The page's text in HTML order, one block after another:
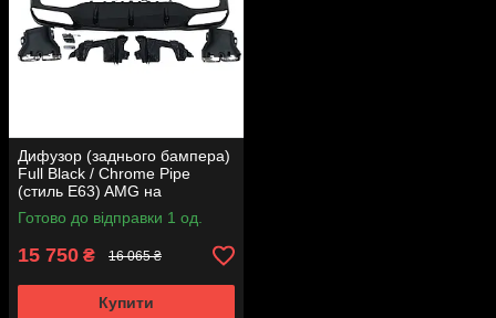
Дифузор (заднього бампера)
Full Black / Chrome Pipe
(стиль E63) AMG на
Mercedes-Benz E-Class W213
2016-2020 року
Готово до відправки 1 од.
15 750 ₴ 16 065 ₴
Купити